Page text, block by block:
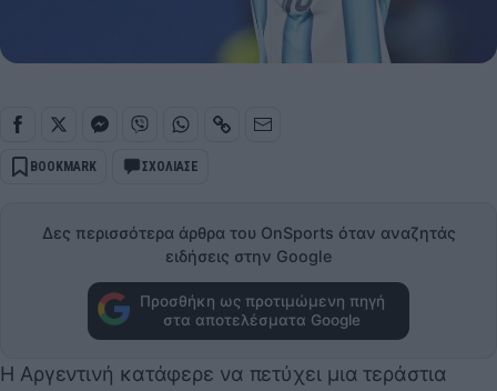
BOOKMARK ΣΧΟΛΙΑΣΕ
Δες περισσότερα άρθρα του OnSports όταν αναζητάς
ειδήσεις στην Google
Προσθήκη ως προτιμώμενη πηγή
στα αποτελέσματα Google
Η Αργεντινή κατάφερε να πετύχει μια τεράστια